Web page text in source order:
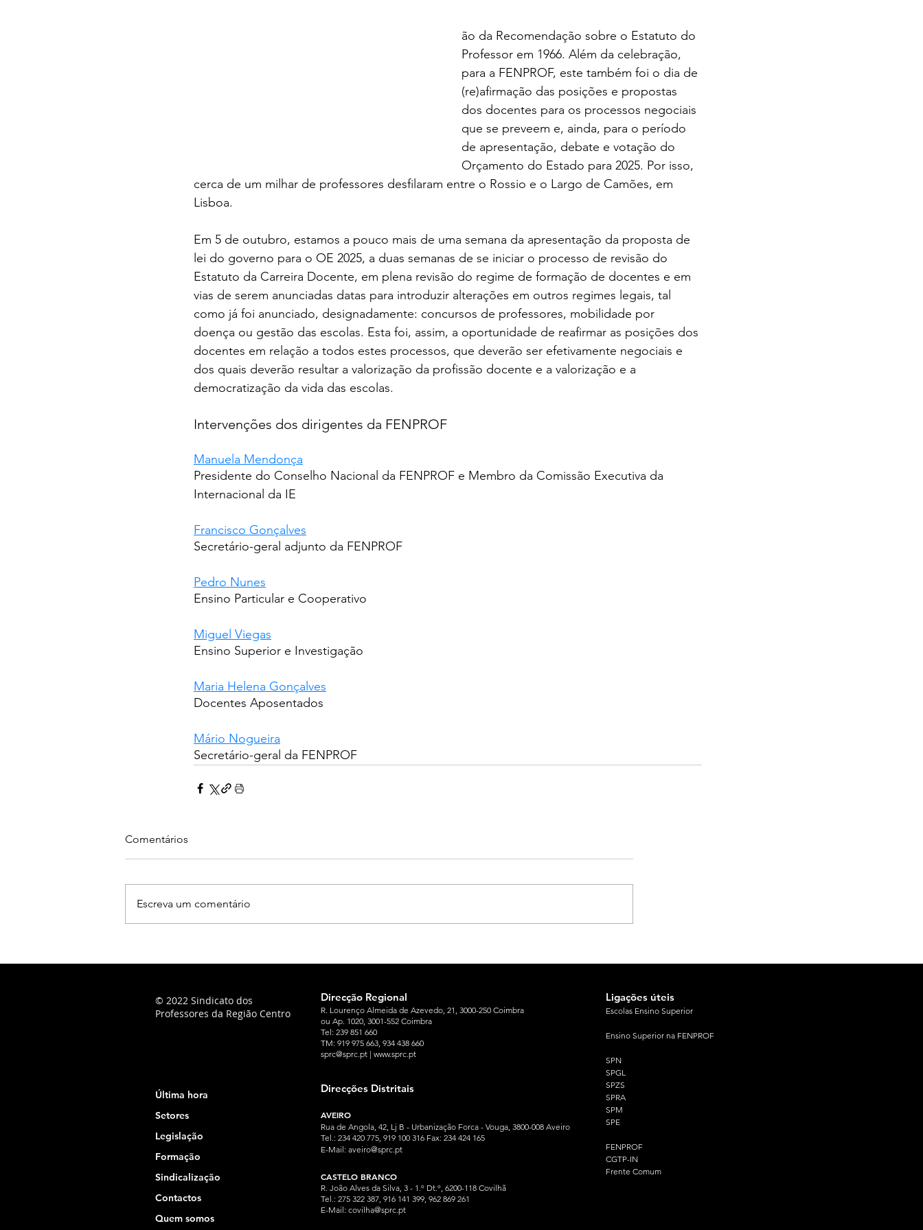
ão da Recomendação sobre o Estatuto do
Professor em 1966. Além da celebração,
para a FENPROF, este também foi o dia de
(re)afirmação das posições e propostas
dos docentes para os processos negociais
que se preveem e, ainda, para o período
de apresentação, debate e votação do
Orçamento do Estado para 2025. Por isso,
cerca de um milhar de professores desfilaram entre o Rossio e o Largo de Camões, em
Lisboa.
Em 5 de outubro, estamos a pouco mais de uma semana da apresentação da proposta de
lei do governo para o OE 2025, a duas semanas de se iniciar o processo de revisão do
Estatuto da Carreira Docente, em plena revisão do regime de formação de docentes e em
vias de serem anunciadas datas para introduzir alterações em outros regimes legais, tal
como já foi anunciado, designadamente: concursos de professores, mobilidade por
doença ou gestão das escolas. Esta foi, assim, a oportunidade de reafirmar as posições dos
docentes em relação a todos estes processos, que deverão ser efetivamente negociais e
dos quais deverão resultar a valorização da profissão docente e a valorização e a
democratização da vida das escolas.
Intervenções dos dirigentes da FENPROF
Manuela Mendonça
Presidente do Conselho Nacional da FENPROF e Membro da Comissão Executiva da
Internacional da IE
Francisco Gonçalves
Secretário-geral adjunto da FENPROF
Pedro Nunes
Ensino Particular e Cooperativo
Miguel Viegas
Ensino Superior e Investigação
Maria Helena Gonçalves
Docentes Aposentados
Mário Nogueira
Secretário-geral da FENPROF
Comentários
Escreva um comentário
© 2022 Sindicato dos
Professores da Região Centro
Direcção Regional
R. Lourenço Almeida de Azevedo, 21, 3000-250 Coimbra
ou Ap. 1020, 3001-552 Coimbra
Tel: 239 851 660
TM: 919 975 663, 934 438 660
sprc@sprc.pt | www.sprc.pt
Última hora
Setores
Legislação
Formação
Sindicalização
Contactos
Quem somos
Direcções Distritais
AVEIRO
Rua de Angola, 42, Lj B - Urbanização Forca - Vouga, 3800-008 Aveiro
Tel.: 234 420 775, 919 100 316 Fax: 234 424 165
E-Mail: aveiro@sprc.pt
CASTELO BRANCO
R. João Alves da Silva, 3 - 1.º Dt.º, 6200-118 Covilhã
Tel.: 275 322 387, 916 141 399, 962 869 261
E-Mail: covilha@sprc.pt
Ligações úteis
Escolas Ensino Superior
Ensino Superior na FENPROF
SPN
SPGL
SPZS
SPRA
SPM
SPE
FENPROF
CGTP-IN
Frente Comum